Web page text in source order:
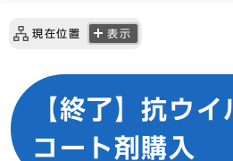
現在位置 表示
【終了】抗ウ
コート剤購入